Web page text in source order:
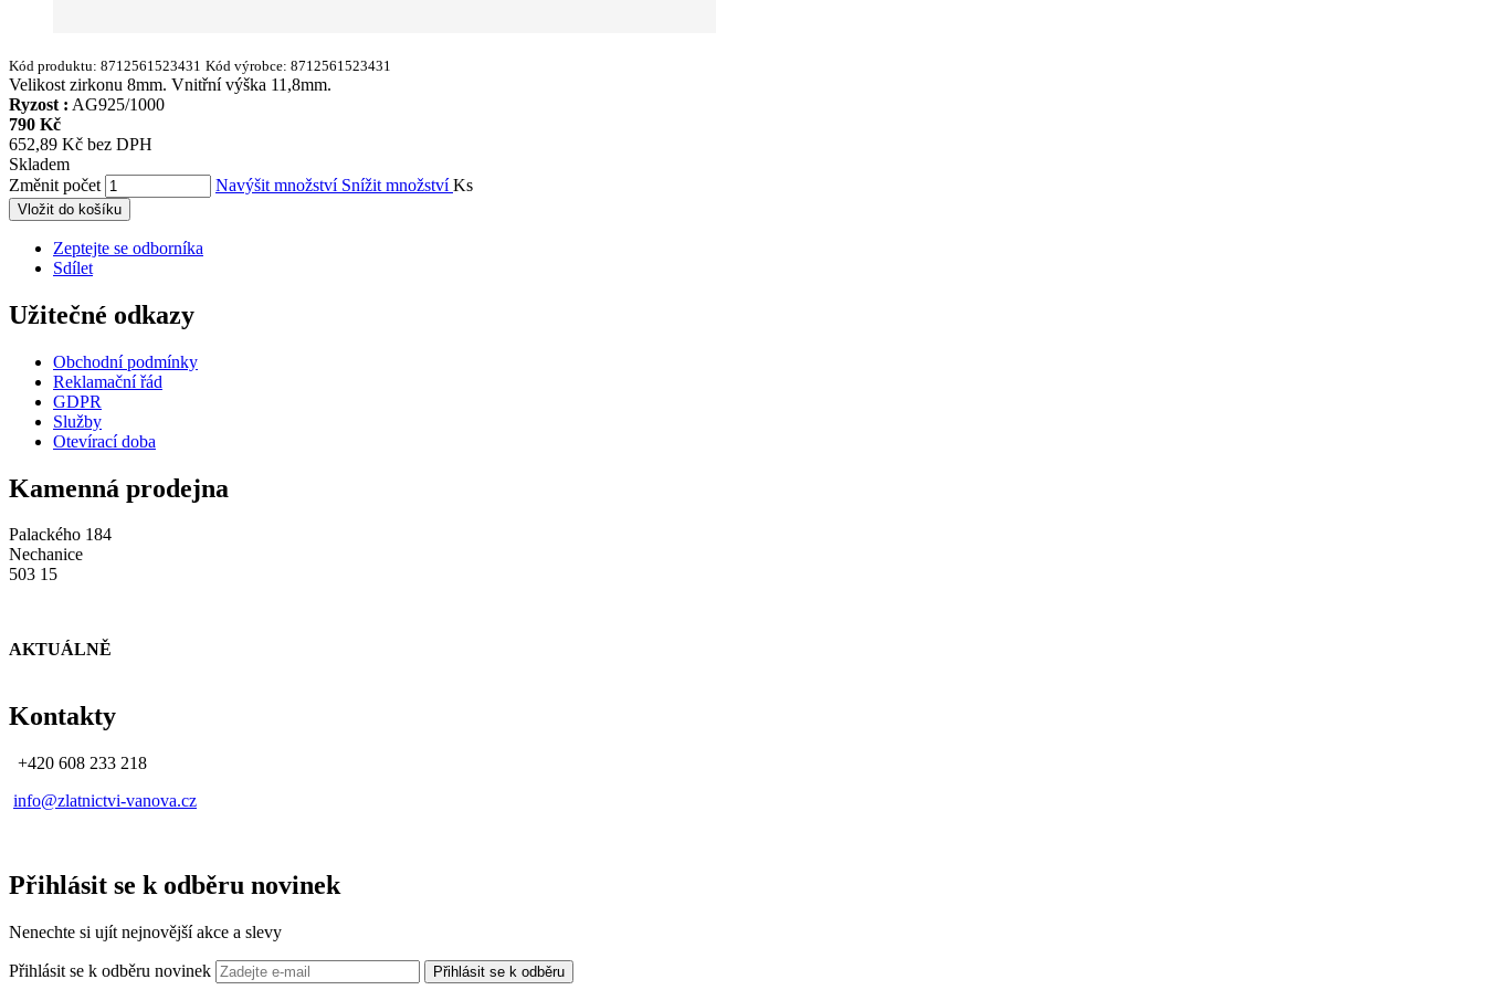
Kód produktu: 8712561523431 Kód výrobce: 8712561523431
Velikost zirkonu 8mm. Vnitřní výška 11,8mm.
Ryzost : AG925/1000
790 Kč
652,89 Kč bez DPH
Skladem
Změnit počet
Navýšit množství Snížit množstvíKs
Vložit do košíku
Zeptejte se odborníka
Sdílet
Užitečné odkazy
Obchodní podmínky
Reklamační řád
GDPR
Služby
Otevírací doba
Kamenná prodejna
Palackého 184
Nechanice
503 15
AKTUÁLNĚ
Kontakty
+420 608 233 218
info@zlatnictvi-vanova.cz
Přihlásit se k odběru novinek
Nenechte si ujít nejnovější akce a slevy
Přihlásit se k odběru novinek Přihlásit se k odběru